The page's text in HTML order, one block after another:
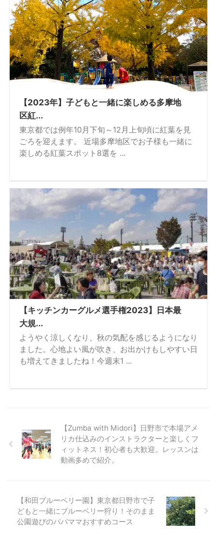
【2023年】子どもと一緒に楽しめる多摩地
区紅...
東京都では例年10月下旬～12月上旬頃に紅葉を見
ごろを迎えます。 近場多摩地区でお子様も一緒に
楽しめる紅葉スポット8選を ...
【キッチンカーグルメ選手権2023】日本最
大規...
ようやく涼しくなり、秋の気配を感じるようになり
ました。心地よい風が吹き、お出かけもしやすい日
も増えてきましたね！今週末1 ...
【Zumba with Midori】日野市で本場アメ
リカ仕込みのインストラクターと楽しくフ
ィットネス！初心者も大歓迎。レッスンは
動画多めで紹介。
【和田ブルーベリー園】東京都日野市で子
どもと一緒にブルーベリー狩り！そのまま
公園遊びのパパママおすすめコース